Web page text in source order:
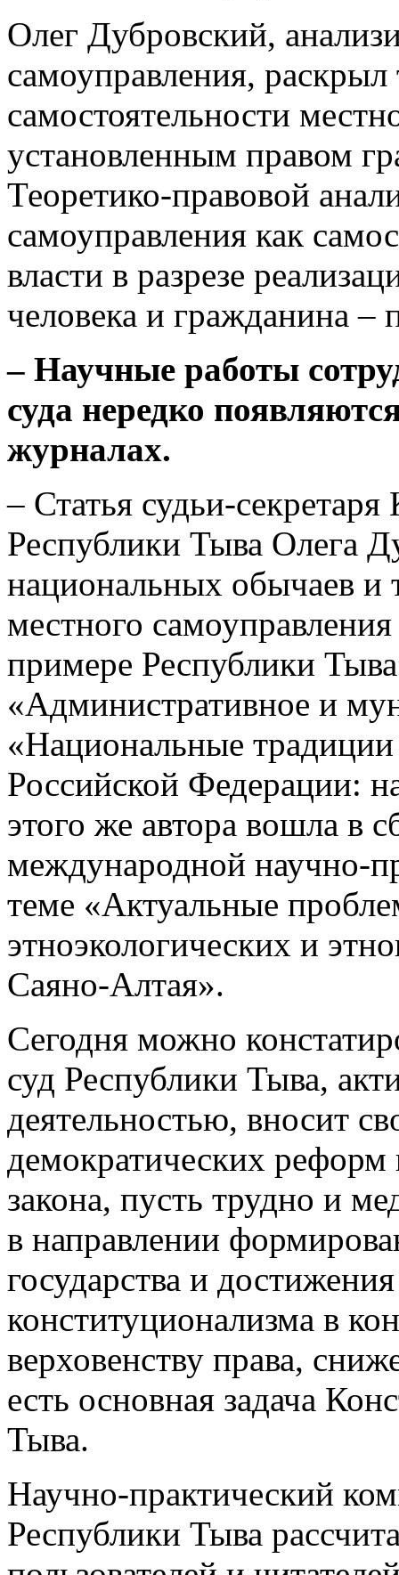
Олег Дубровский,
самоуправления, раскрыл
самостоятельности
установленным правом
Теоретико-правовой
самоуправления как
власти в разрезе
человека и гражданина –
– Научные работы
суда нередко
журналах.
– Статья судьи-
Республики Тыва Олега
национальных обычаев и
местного
примере Республики
«Административное и
«Национальные
Российской Федерации:
этого же автора вошла в
международной научно-
теме «Актуальные
этноэкологических и
Саяно-Алтая».
Сегодня можно
суд Республики Тыва,
деятельностью, вносит
демократических реформ
закона, пусть трудно и
в направлении
государства и
конституционализма в
верховенству права,
есть основная задача
Тыва.
Научно-практический
Республики Тыва